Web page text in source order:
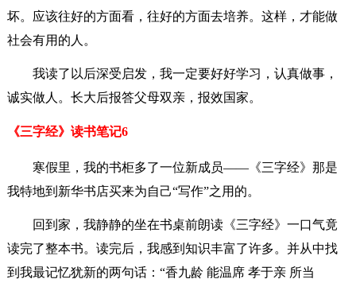
坏。应该往好的方面看，往好的方面去培养。这样，才能做
社会有用的人。
我读了以后深受启发，我一定要好好学习，认真做事，
诚实做人。长大后报答父母双亲，报效国家。
《三字经》读书笔记6
寒假里，我的书柜多了一位新成员——《三字经》那是
我特地到新华书店买来为自己“写作”之用的。
回到家，我静静的坐在书桌前朗读《三字经》一口气竟
读完了整本书。读完后，我感到知识丰富了许多。并从中找
到我最记忆犹新的两句话：“香九龄 能温席 孝于亲 所当